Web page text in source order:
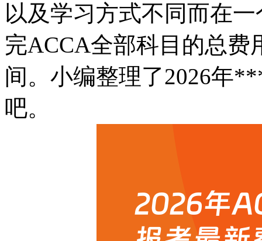
以及学习方式不同而在
完ACCA全部科目的总费
间。小编整理了2026年
吧。